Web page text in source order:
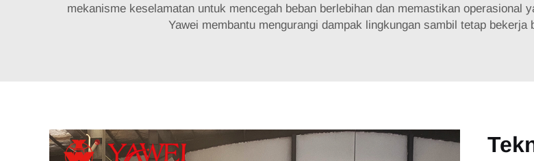
mekanisme keselamatan untuk mencegah beban berlebihan dan memastikan operasional
Yawei membantu mengurangi dampak lingkungan sambil tetap